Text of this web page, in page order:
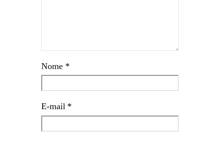
Nome *
E-mail *